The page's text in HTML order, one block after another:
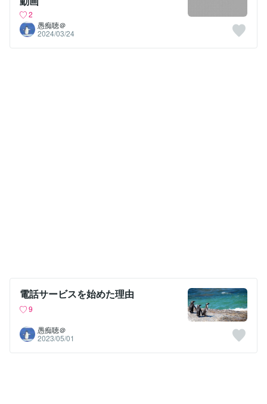
2
愚痴聴＠
2024/03/24
電話サービスを始めた理由
9
愚痴聴＠
2023/05/01